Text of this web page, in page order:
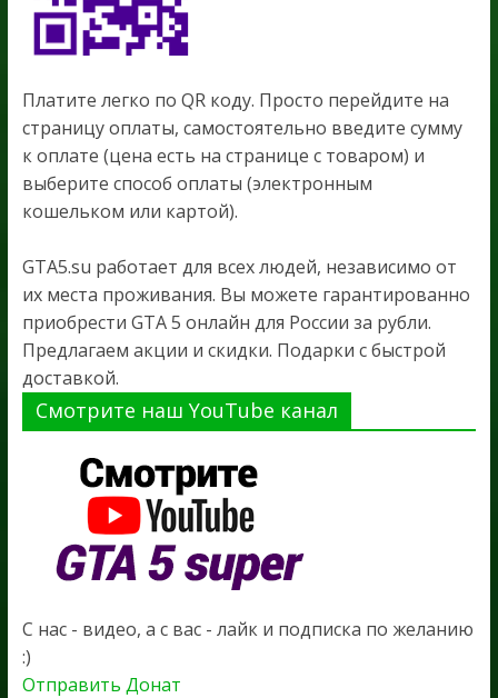
Платите легко по QR коду. Просто перейдите на
страницу оплаты, самостоятельно введите сумму
к оплате (цена есть на странице с товаром) и
выберите способ оплаты (электронным
кошельком или картой).
GTA5.su работает для всех людей, независимо от
их места проживания. Вы можете гарантированно
приобрести GTA 5 онлайн для России за рубли.
Предлагаем акции и скидки. Подарки с быстрой
доставкой.
Смотрите наш YouTube канал
С нас - видео, а с вас - лайк и подписка по желанию
:)
Отправить Донат